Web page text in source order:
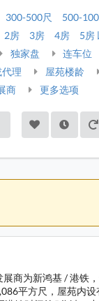
300-500尺 500-
2房 3房 4房
5房
独家盘 连车位
理 屋苑楼龄
商 更多选项
商为新鸿基 / 港铁
平方尺，屋苑内设